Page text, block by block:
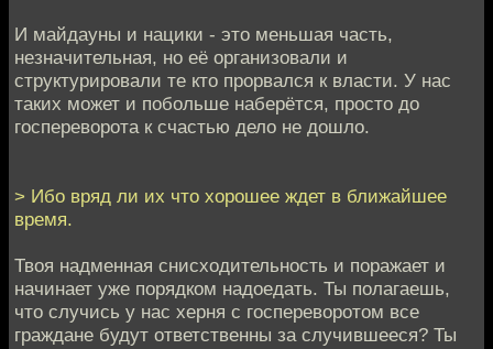
И майдауны и нацики - это меньшая часть,
незначительная, но её организовали и
структурировали те кто прорвался к власти. У нас
таких может и побольше наберётся, просто до
госпереворота к счастью дело не дошло.
> Ибо вряд ли их что хорошее ждет в ближайшее
время.
Твоя надменная снисходительность и поражает и
начинает уже порядком надоедать. Ты полагаешь,
что случись у нас херня с госпереворотом все
граждане будут ответственны за случившееся? Ты